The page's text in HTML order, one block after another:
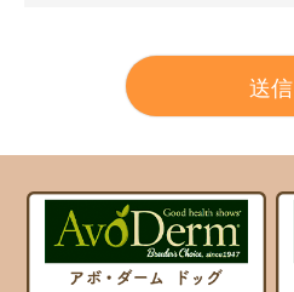
)
送信